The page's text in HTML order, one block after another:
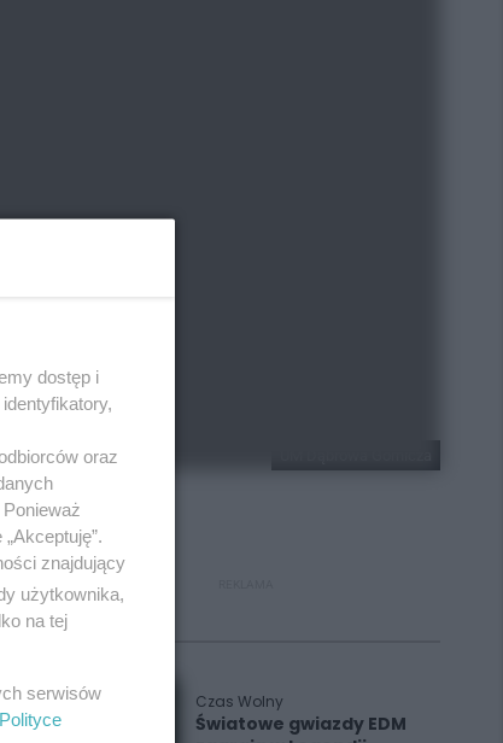
Polecane
Czas Wolny
Światowe gwiazdy EDM
dostęp i
oraz
znajdujący
użytkownika,
na tej
serwisów
Polityce